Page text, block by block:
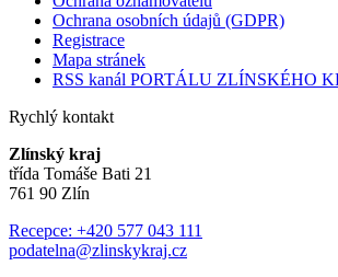
Ochrana osobních údajů (GDPR)
Registrace
Mapa stránek
RSS kanál PORTÁLU ZLÍNSKÉHO
Rychlý kontakt
Zlínský kraj
třída Tomáše Bati 21
761 90 Zlín
Recepce: +420 577 043 111
podatelna@zlinskykraj.cz